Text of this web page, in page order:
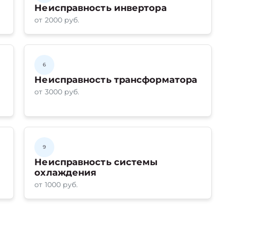
Неисправность инвертора
от 2000 руб.
6
Неисправность трансформатора
от 3000 руб.
9
Неисправность системы
охлаждения
от 1000 руб.